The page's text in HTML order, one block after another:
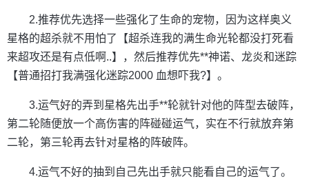
2.推荐优先选择一些强化了生命的宠物，因为这样奥义
星格的超杀就不用怕了【超杀连我的满生命光轮都没打死看
来超攻还是有点低啊..】，然后推荐优先**神诺、龙炎和迷踪
【普通招打我满强化迷踪2000 血想吓我?】。
3.运气好的弄到星格先出手**轮就针对他的阵型去破阵，
第二轮随便放一个高伤害的阵碰碰运气，实在不行就放弃第
二轮，第三轮再去针对星格的阵破阵。
4.运气不好的抽到自己先出手就只能看自己的运气了。